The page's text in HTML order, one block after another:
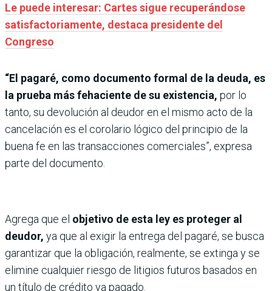
Le puede interesar: Cartes sigue recuperándose
satisfactoriamente, destaca presidente del
Congreso
“El pagaré, como documento formal de la deuda, es
la prueba más fehaciente de su existencia, por lo
tanto, su devolución al deudor en el mismo acto de la
cancelación es el corolario lógico del principio de la
buena fe en las transacciones comerciales”, expresa
parte del documento.
Agrega que el objetivo de esta ley es proteger al
deudor, ya que al exigir la entrega del pagaré, se busca
garantizar que la obligación, realmente, se extinga y se
elimine cualquier riesgo de litigios futuros basados en
un título de crédito ya pagado.